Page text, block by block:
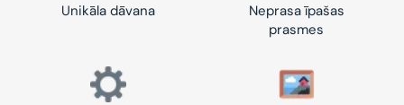
Unikāla dāvana
Neprasa īpašas
prasmes